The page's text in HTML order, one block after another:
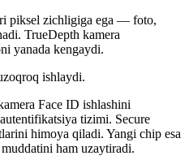
piksel zichligiga ega — foto,
TrueDepth kamera
yanada kengaydi.
ishlaydi.
Face ID ishlashini
tizimi. Secure
himoya qiladi. Yangi chip esa
ham uzaytiradi.